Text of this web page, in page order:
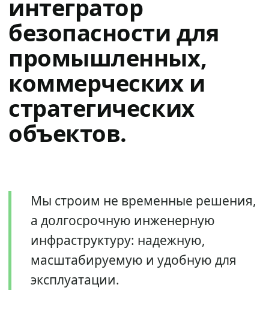
интегратор
безопасности для
промышленных,
коммерческих и
стратегических
объектов.
Мы строим не временные решения,
а долгосрочную инженерную
инфраструктуру: надежную,
масштабируемую и удобную для
эксплуатации.